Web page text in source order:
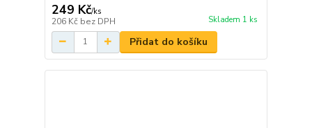
249 Kč/ks
206 Kč bez DPH Skladem 1 ks
Přidat do košíku